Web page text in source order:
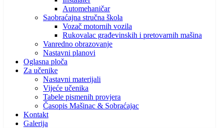
Automehaničar
Saobraćajna stručna škola
Vozač motornih vozila
Rukovalac građevinskih i pretovarnih mašina
Vanredno obrazovanje
Nastavni planovi
Oglasna ploča
Za učenike
Nastavni materijali
Vijeće učenika
Tabele pismenih provjera
Časopis Mašinac & Sobraćajac
Kontakt
Galerija